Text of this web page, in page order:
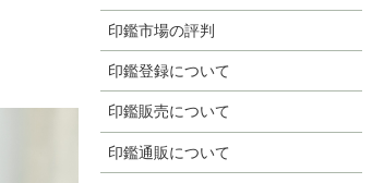
印鑑市場の評判
印鑑登録について
印鑑販売について
印鑑通販について